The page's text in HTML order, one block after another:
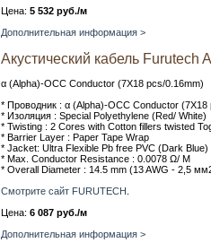
Цена: 5 532 руб./м
Дополнительная информация >
Акустический кабель Furutech
α (Alpha)-OCC Conductor (7X18 pcs/0.16mm)
* Проводник : α (Alpha)-OCC Conductor (7X18
* Изоляция : Special Polyethylene (Red/ White)
* Twisting : 2 Cores with Cotton fillers twisted
* Barrier Layer : Paper Tape Wrap
* Jacket: Ultra Flexible Pb free PVC (Dark Blue)
* Max. Conductor Resistance : 0.0078 Ω/ M
* Overall Diameter : 14.5 mm (13 AWG - 2,5
Смотрите сайт FURUTECH
Цена: 6 087 руб./м
Дополнительная информация >